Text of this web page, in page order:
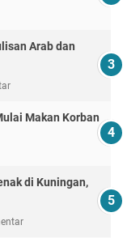
Arab dan
Makan Korban
di Kuningan,